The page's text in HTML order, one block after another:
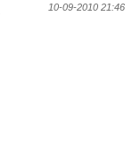
10-09-2010 21:46